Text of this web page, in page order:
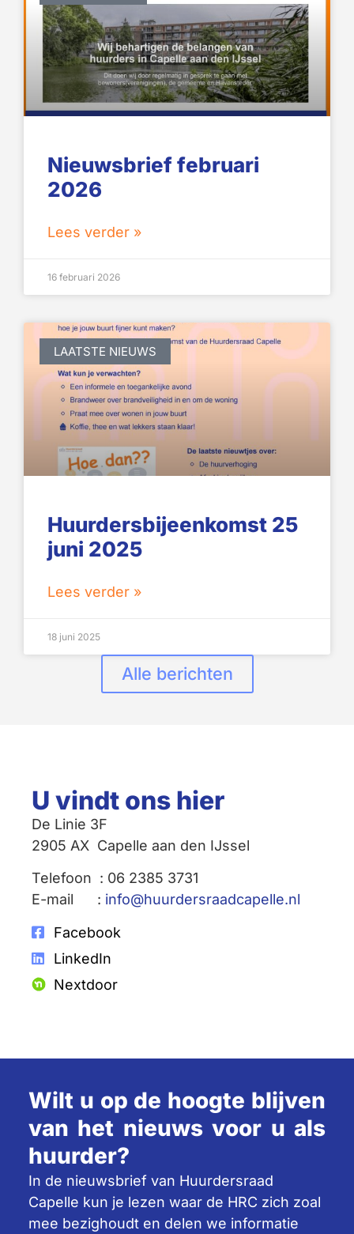
Nieuwsbrief februari
2026
Lees verder »
16 februari 2026
LAATSTE NIEUWS
Huurdersbijeenkomst 25
juni 2025
Lees verder »
18 juni 2025
Alle berichten
U vindt ons hier
De Linie 3F
2905 AX Capelle aan den IJssel
Telefoon : 06 2385 3731
E-mail : info@huurdersraadcapelle.nl
Facebook
LinkedIn
Nextdoor
Wilt u op de hoogte blijven
van het nieuws voor u als
huurder?
In de nieuwsbrief van Huurdersraad
Capelle kun je lezen waar de HRC zich zoal
mee bezighoudt en delen we informatie